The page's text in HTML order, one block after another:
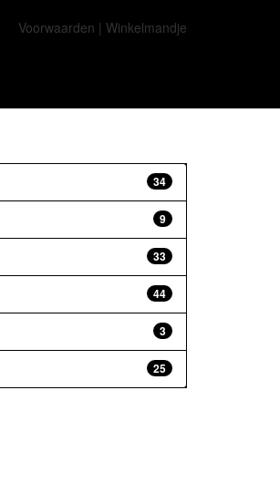
Voorwaarden | Winkelmandje
34
9
33
44
3
25